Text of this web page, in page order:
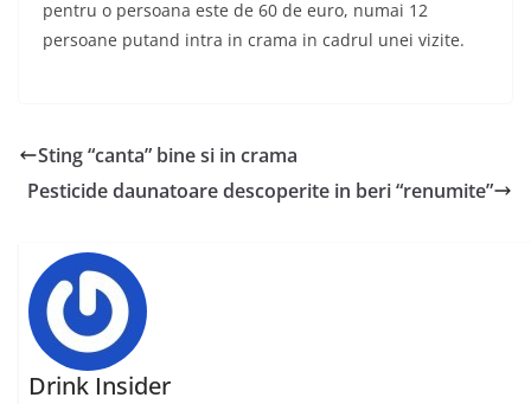
pentru o persoana este de 60 de euro, numai 12
persoane putand intra in crama in cadrul unei vizite.
Sting “canta” bine si in crama
Pesticide daunatoare descoperite in beri “renumite”
Drink Insider